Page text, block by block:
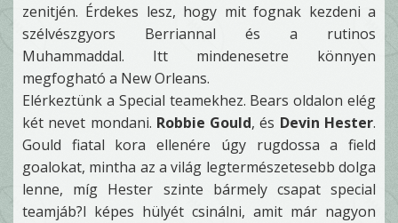
zenitjén. Érdekes lesz, hogy mit fognak kezdeni a
szélvészgyors Berriannal és a rutinos
Muhammaddal. Itt mindenesetre könnyen
megfogható a New Orleans.
Elérkeztünk a Special teamekhez. Bears oldalon elég
két nevet mondani. Robbie Gould, és Devin Hester.
Gould fiatal kora ellenére úgy rugdossa a field
goalokat, mintha az a világ legtermészetesebb dolga
lenne, míg Hester szinte bármely csapat special
teamjáb?l képes hülyét csinálni, amit már nagyon